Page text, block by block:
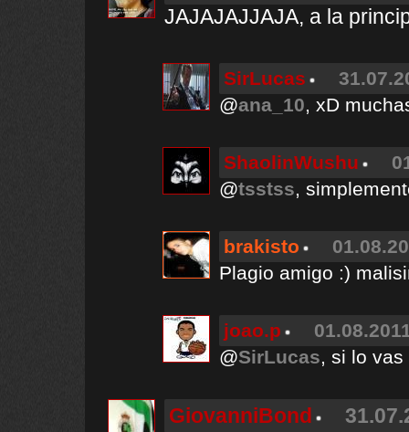
JAJAJAJJAJA, a la
SirLucas
@ana_10, xD
ShaolinWushu
@tsstss,
brakisto
Plagio amigo :)
joao.p
@SirLucas, si lo
GiovanniBond